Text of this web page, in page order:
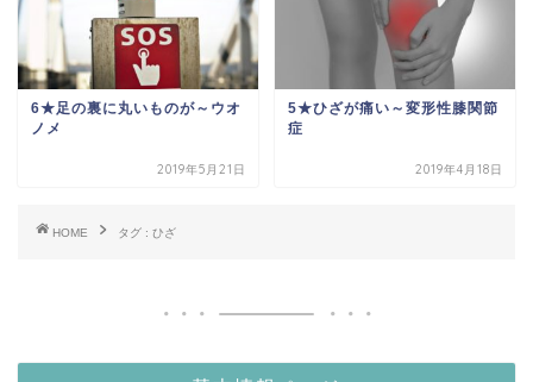
6★足の裏に丸いものが～ウオ
ノメ
2019年5月21日
5★ひざが痛い～変形性膝関節
症
2019年4月18日
HOME タグ : ひざ